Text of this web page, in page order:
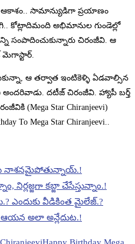
ఆకాశం.. సామాన్యుడిగా ప్రయాణం
కోట్లాదిమంది అభిమానుల గుండెల్లో
సంపాదించుకున్నారు చిరంజీవి. ఆ
మెగాస్టార్.
ఆ తర్వాత ఇంటికెళ్ళి ఏడవాల్సిన
అందరివాడు. దటీజ్ చిరంజీవి. హ్యాపీ బర్త్
(Mega Star Chiranjeevi)
To Mega Star Chiranjeevi..
నాశనమైపోతున్నాయ్.!
నిర్లజ్జగా కబ్జా చేసేస్తున్నాం.!
ఎందుకు వీడికింత మైలేజ్.?
అలా అన్లేదుట.!